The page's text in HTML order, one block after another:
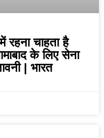
रहना चाहता है
के लिए सेना
| भारत